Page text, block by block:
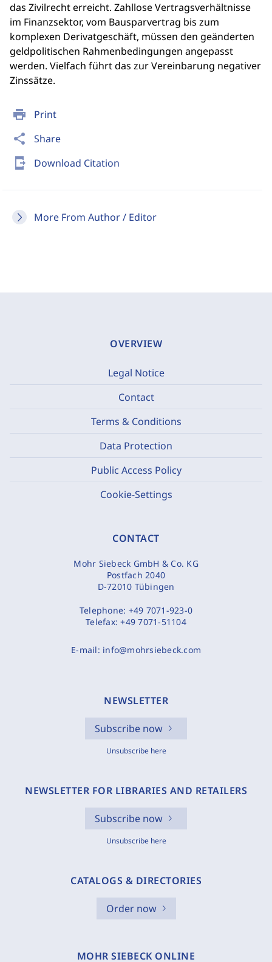
print Print
share Share
send_to_mobile Download Citation
More From Author / Editor
das Zivilrecht erreicht. Zahllose Vertragsverhältnisse
im Finanzsektor, vom Bausparvertrag bis zum
komplexen Derivatgeschäft, müssen den geänderten
geldpolitischen Rahmenbedingungen angepasst
werden. Vielfach führt das zur Vereinbarung negativer
Zinssätze.
OVERVIEW
Legal Notice
Contact
Terms & Conditions
Data Protection
Public Access Policy
Cookie-Settings
CONTACT
Mohr Siebeck GmbH & Co. KG
Postfach 2040
D-72010 Tübingen
Telephone: +49 7071-923-0
Telefax:+49 7071-51104
E-mail: info@mohrsiebeck.com
NEWSLETTER
Subscribe now
Unsubscribe here
NEWSLETTER FOR LIBRARIES AND RETAILERS
Subscribe now
Unsubscribe here
CATALOGS & DIRECTORIES
Order now
MOHR SIEBECK ONLINE